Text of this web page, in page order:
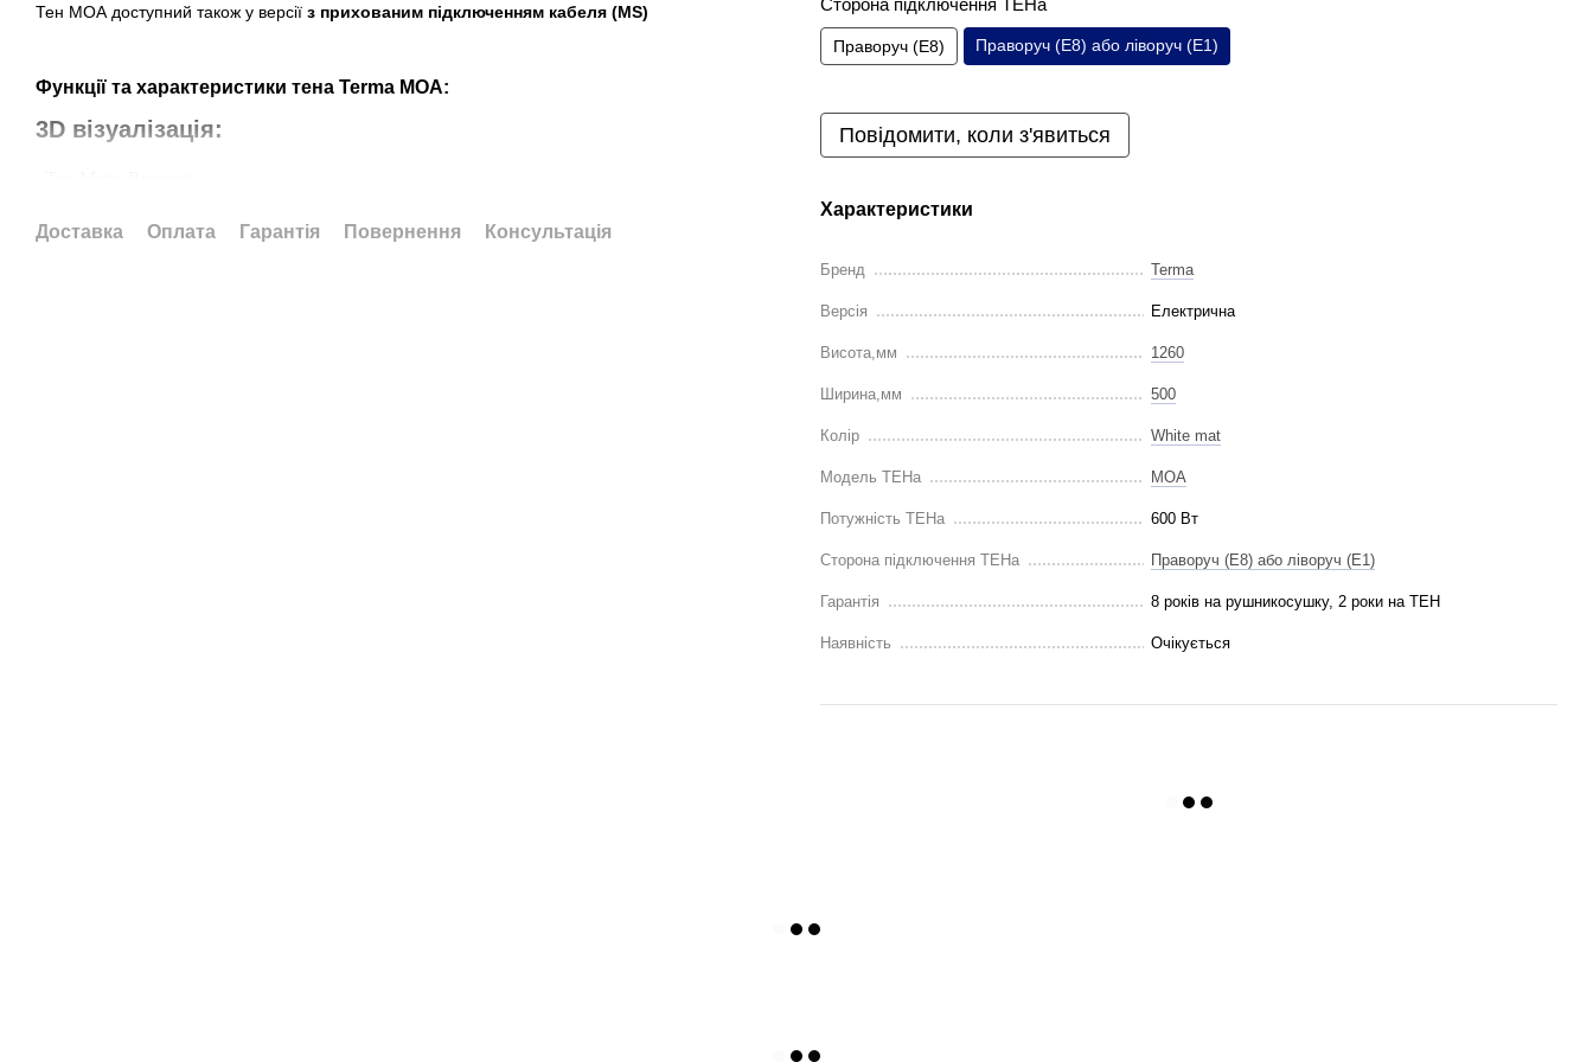
Тен МОА доступний також у версії з прихованим підключенням кабеля (MS)
Функцiї та характеристики тена Terma MOA:
3D візуалізація:
Доставка Оплата Гарантія Повернення Консультація
Сторона підключення ТЕНа
Праворуч (E8) Праворуч (E8) або ліворуч (E1)
Повідомити, коли з'явиться
Характеристики
Бренд Terma
Версія Електрична
Висота,мм 1260
Ширина,мм 500
Колір White mat
Модель ТЕНа MOA
Потужність ТЕНа 600 Вт
Сторона підключення ТЕНа Праворуч (E8) або ліворуч (E1)
Гарантія 8 років на рушникосушку, 2 роки на ТЕН
Наявність Очікується